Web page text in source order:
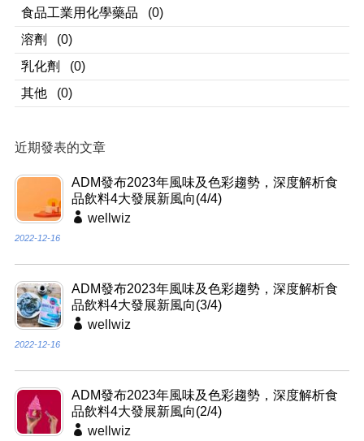
食品工業用化學藥品
(0)
溶劑
(0)
乳化劑
(0)
其他
(0)
近期發表的文章
ADM發布2023年風味及色彩趨勢，深度解析食
品飲料4大發展新風向(4/4)
wellwiz
2022-12-16
ADM發布2023年風味及色彩趨勢，深度解析食
品飲料4大發展新風向(3/4)
wellwiz
2022-12-16
ADM發布2023年風味及色彩趨勢，深度解析食
品飲料4大發展新風向(2/4)
wellwiz